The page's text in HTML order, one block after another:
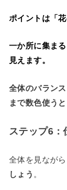
ポイントは「花
一か所に集ま
見えます。
全体のバラン
まで数色使う
ステップ6：
全体を見ながら
しょう 。